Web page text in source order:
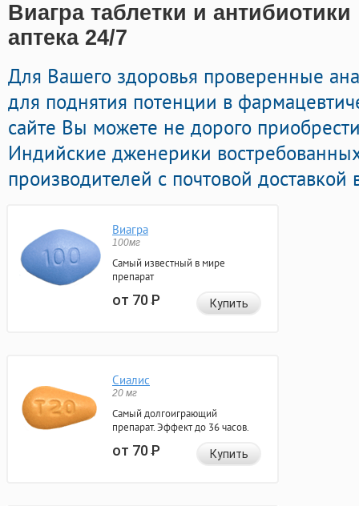
Виагра таблетки и
аптека 24/7
Для Вашего здоровья проверенные
для поднятия потенции в
сайте Вы можете не дорого
Индийские дженерики
производителей с почтовой доставкой
Виагра
100мг
Самый известный в мире
препарат
от 70Р Купить
Сиалис
20 мг
Самый долгоиграющий
препарат. Эффект до 36 часов.
от 70Р Купить